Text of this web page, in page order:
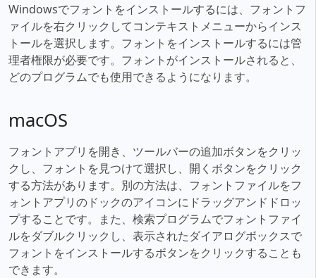
Windowsでフォントをインストールするには、フォントフ
ァイルを右クリックしてコンテキストメニューからインス
トールを選択します。フォントをインストールするには管
理者権限が必要です。フォントがインストールされると、
どのプログラムでも使用できるようになります。
macOS
フォントアプリを開き、ツールバーの追加ボタンをクリッ
クし、フォントを見つけて選択し、開くボタンをクリック
する方法があります。別の方法は、フォントファイルをフ
ォントアプリのドックのアイコンにドラッグアンドドロッ
プすることです。また、検索プログラムでフォントファイ
ルをダブルクリックし、表示されたダイアログボックスで
フォントをインストールするボタンをクリックすることも
できます。